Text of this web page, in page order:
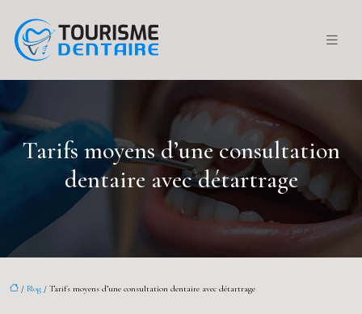
Tarifs moyens d’une consultation
dentaire avec détartrage
/ Blog / Tarifs moyens d’une consultation dentaire avec détartrage